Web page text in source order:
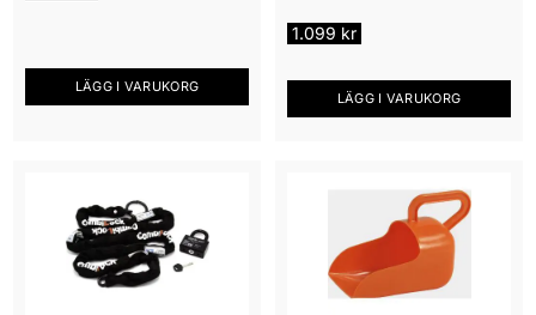
LÄGG I VARUKORG
1.099 kr
LÄGG I VARUKORG